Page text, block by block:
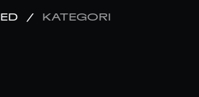
/ KATEGORI